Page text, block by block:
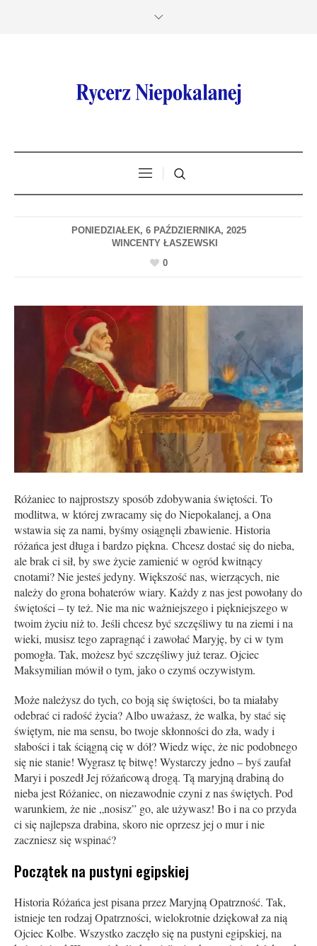
PONIEDZIAŁEK, 6 PAŹDZIERNIKA, 2025
0
Różaniec to najprostszy sposób zdobywania świętości. To
modlitwa, w której zwracamy się do Niepokalanej, a Ona
wstawia się za nami, byśmy osiągnęli zbawienie. Historia
różańca jest długa i bardzo piękna. Chcesz dostać się do nieba,
ale brak ci sił, by swe życie zamienić w ogród kwitnący
cnotami? Nie jesteś jedyny. Większość nas, wierzących, nie
należy do grona bohaterów wiary. Każdy z nas jest powołany do
świętości – ty też. Nie ma nic ważniejszego i piękniejszego w
twoim życiu niż to. Jeśli chcesz być szczęśliwy tu na ziemi i na
wieki, musisz tego zapragnąć i zawołać Maryję, by ci w tym
pomogła. Tak, możesz być szczęśliwy już teraz. Ojciec
Maksymilian mówił o tym, jako o czymś oczywistym.
Może należysz do tych, co boją się świętości, bo ta miałaby
odebrać ci radość życia? Albo uważasz, że walka, by stać się
świętym, nie ma sensu, bo twoje skłonności do zła, wady i
słabości i tak ściągną cię w dół? Wiedz więc, że nic podobnego
się nie stanie! Wygrasz tę bitwę! Wystarczy jedno – byś zaufał
Maryi i poszedł Jej różańcową drogą. Tą maryjną drabiną do
nieba jest Różaniec, on niezawodnie czyni z nas świętych. Pod
warunkiem, że nie „nosisz” go, ale używasz! Bo i na co przyda
ci się najlepsza drabina, skoro nie oprzesz jej o mur i nie
zaczniesz się wspinać?
Początek na pustyni egipskiej
Historia Różańca jest pisana przez Maryjną Opatrzność. Tak,
istnieje ten rodzaj Opatrzności, wielokrotnie dziękował za nią
Ojciec Kolbe. Wszystko zaczęło się na pustyni egipskiej, na